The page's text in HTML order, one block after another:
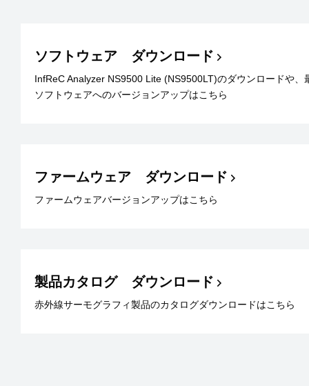
ソフトウェア ダウンロード
InfReC Analyzer NS9500 Lite (NS9500LT)のダウンロードや、
ソフトウェアへのバージョンアップはこちら
ファームウェア ダウンロード
ファームウェアバージョンアップはこちら
製品カタログ ダウンロード
赤外線サーモグラフィ製品のカタログダウンロードはこちら